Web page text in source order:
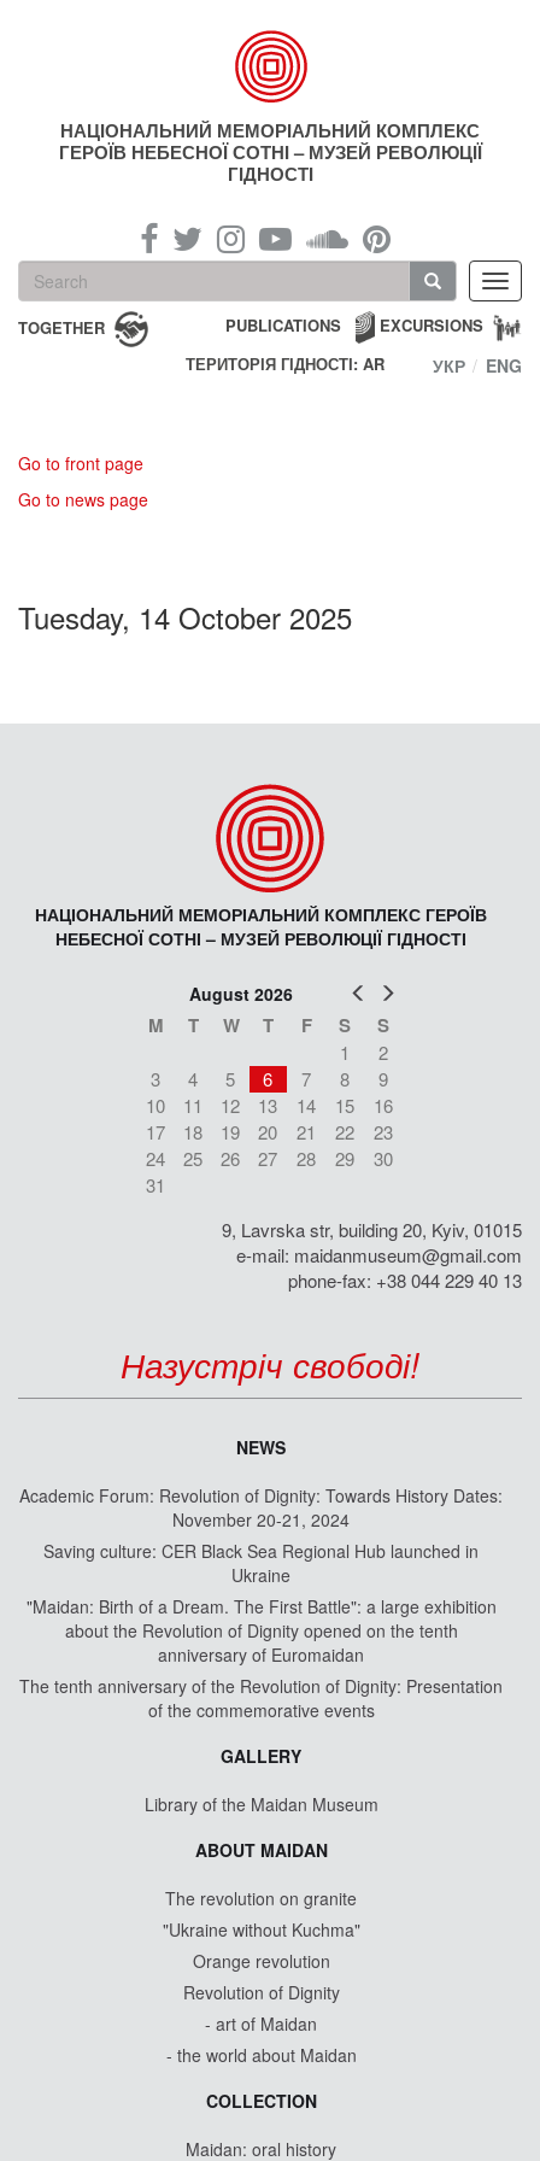
НАЦІОНАЛЬНИЙ МЕМОРІАЛЬНИЙ КОМПЛЕКС
ГЕРОЇВ НЕБЕСНОЇ СОТНІ – МУЗЕЙ РЕВОЛЮЦІЇ
ГІДНОСТІ
Search
form
Search
TOGETHER EXCURSIONS
PUBLICATIONS
ТЕРИТОРІЯ ГІДНОСТІ: AR
УКР ENG
Go to front page
Go to news page
Tuesday, 14 October 2025
НАЦІОНАЛЬНИЙ МЕМОРІАЛЬНИЙ КОМПЛЕКС ГЕРОЇВ
НЕБЕСНОЇ СОТНІ – МУЗЕЙ РЕВОЛЮЦІЇ ГІДНОСТІ
Prev
August 2026
M T W T F S S
1
2
3
4 5 6 7 8
9
10
11 12 13 14 15
16
17
18 19 20 21 22
23
24
25 26 27 28 29
30
31
9, Lavrska str, building 20, Kyiv, 01015
e-mail: maidanmuseum@gmail.com
phone-fax: +38 044 229 40 13
Назустріч свободі!
NEWS
Academic Forum: Revolution of Dignity: Towards History Dates:
November 20-21, 2024
Saving culture: CER Black Sea Regional Hub launched in
Ukraine
"Maidan: Birth of a Dream. The First Battle": a large exhibition
about the Revolution of Dignity opened on the tenth
anniversary of Euromaidan
The tenth anniversary of the Revolution of Dignity: Presentation
of the commemorative events
GALLERY
Library of the Maidan Museum
ABOUT MAIDAN
The revolution on granite
"Ukraine without Kuchma"
Orange revolution
Revolution of Dignity
- art of Maidan
- the world about Maidan
COLLECTION
Maidan: oral history